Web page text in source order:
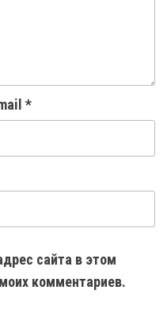
*
сайта в этом
комментариев.